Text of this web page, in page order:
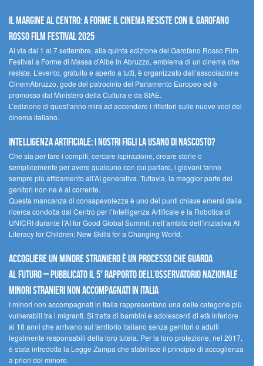
Il margine al centro: a Forme il cinema resiste con il Garofano
Rosso Film Festival 2025
Al via dal 1 al 7 settembre, alla quinta edizione del Garofano Rosso Film
Festival a Forme di Massa d’Albe in Abruzzo, emblema di un cinema che
resiste. L’evento, gratuito e aperto a tutti, è organizzato dall’associazione
CinemAbruzzo, gode del patrocinio del Parlamento Europeo ed è
promosso dal Ministero della Cultura e da SIAE.
L’edizione di quest’anno mira ad accendere i riflettori sulle nuove voci del
cinema italiano.
Intelligenza artificiale: i nostri figli la usano di nascosto?
Che sia per fare i compiti, cercare ispirazione, creare storie o
semplicemente per avere qualcuno con cui parlare, i giovani fanno
sempre più affidamento all’AI generativa. Tuttavia, la maggior parte dei
genitori non ne è al corrente.
Questa mancanza di consapevolezza è uno dei punti chiave emersi dalla
ricerca condotta dal Centro per l’Intelligenza Artificale e la Robotica di
UNICRI durante l’AI for Good Global Summit, nell’ambito dell’iniziativa AI
Literacy for Children: New Skills for a Changing World.
Accogliere un minore straniero è un processo che guarda
al futuro – Pubblicato il 5° rapporto dell’Osservatorio Nazionale
Minori Stranieri Non Accompagnati in Italia
I minori non accompagnati in Italia rappresentano una delle categorie più
vulnerabili tra i migranti. Si tratta di bambini e adolescenti di età inferiore
ai 18 anni che arrivano sul territorio italiano senza genitori o adulti
legalmente responsabili della loro tutela. Per la loro protezione, nel 2017,
è stata introdotta la Legge Zampa che stabilisce il principio di accoglienza
a priori del minore.